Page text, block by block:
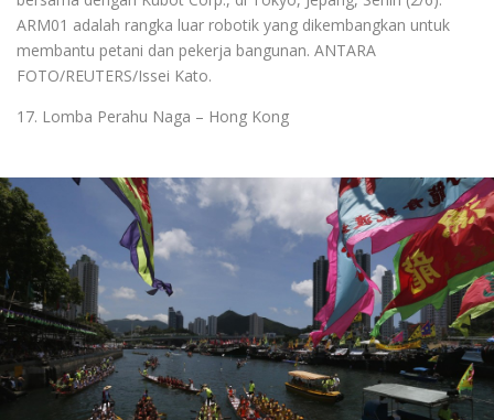
ARM01 adalah rangka luar robotik yang dikembangkan untuk
membantu petani dan pekerja bangunan. ANTARA
FOTO/REUTERS/Issei Kato.
17. Lomba Perahu Naga – Hong Kong